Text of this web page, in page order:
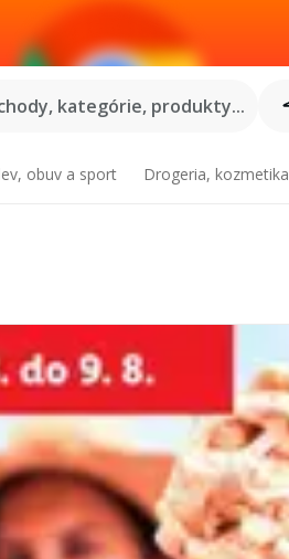
kategórie, produkty...
obuv a sport Drogeria, kozmetika